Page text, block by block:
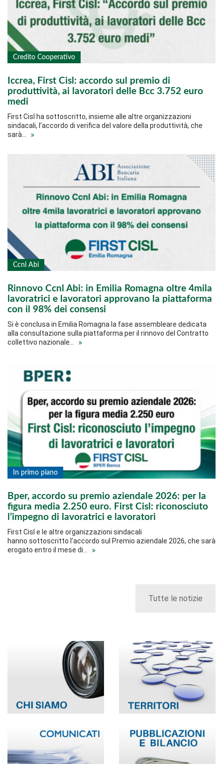
Credito Cooperativo
Iccrea, First Cisl: accordo sul premio di
produttività, ai lavoratori delle Bcc 3.752 euro
medi
First Cisl ha sottoscritto, insieme alle altre organizzazioni
sindacali, l’accordo di verifica del valore della produttività, che
sarà…
Ccnl Abi
Rinnovo Ccnl Abi: in Emilia Romagna oltre 4mila
lavoratrici e lavoratori approvano la piattaforma
con il 98% dei consensi
Si è conclusa in Emilia Romagna la fase assembleare dedicata
alla consultazione sulla piattaforma per il rinnovo del Contratto
collettivo nazionale…
In primo piano
Bper, accordo su premio aziendale 2026: per la
figura media 2.250 euro. First Cisl: riconosciuto
l’impegno di lavoratrici e lavoratori
First Cisl e le altre organizzazioni sindacali
hanno sottoscritto l’accordo sul Premio aziendale 2026, che sarà
erogato entro il mese di…
Tutte le notizie